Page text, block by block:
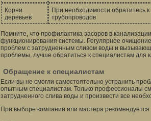
Корни
деревьев
При необходимости обратитесь
трубопроводов
Помните, что профилактика засоров в
функционирования системы. Регулярное
проблем с затрудненным сливом воды и
проблемы, лучше обратиться к специалистам для
Обращение к специалистам
Если вы не смогли самостоятельно устранить
опытным специалистам. Только профессионалы
затрудненного слива воды и произвести все
При выборе компании или мастера